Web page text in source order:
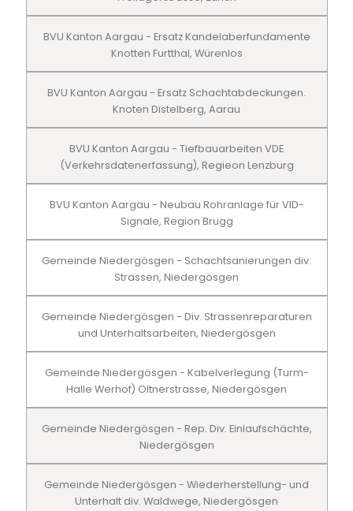
BVU Kanton Aargau - Ersatz Kandelaberfundamente
Knotten Furtthal, Würenlos
BVU Kanton Aargau - Ersatz Schachtabdeckungen.
Knoten Distelberg, Aarau
BVU Kanton Aargau - Tiefbauarbeiten VDE
(Verkehrsdatenerfassung), Regieon Lenzburg
BVU Kanton Aargau - Neubau Rohranlage für VID-
Signale, Region Brugg
Gemeinde Niedergösgen - Schachtsanierungen div.
Strassen, Niedergösgen
Gemeinde Niedergösgen - Div. Strassenreparaturen
und Unterhaltsarbeiten, Niedergösgen
Gemeinde Niedergösgen - Kabelverlegung (Turm-
Halle Werhof) Oltnerstrasse, Niedergösgen
Gemeinde Niedergösgen - Rep. Div. Einlaufschächte,
Niedergösgen
Gemeinde Niedergösgen - Wiederherstellung- und
Unterhalt div. Waldwege, Niedergösgen